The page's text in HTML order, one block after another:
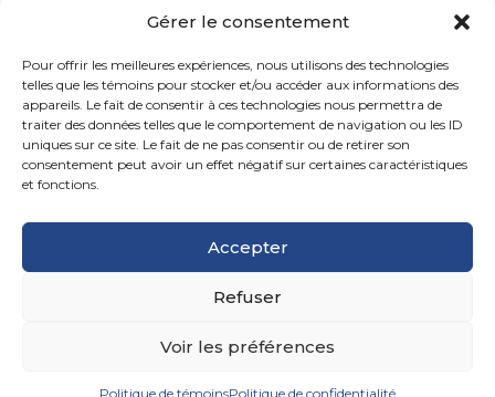
Gérer le consentement
Pour offrir les meilleures expériences, nous utilisons des technologies
telles que les témoins pour stocker et/ou accéder aux informations des
appareils. Le fait de consentir à ces technologies nous permettra de
traiter des données telles que le comportement de navigation ou les ID
uniques sur ce site. Le fait de ne pas consentir ou de retirer son
consentement peut avoir un effet négatif sur certaines caractéristiques
et fonctions.
Accepter
Refuser
Voir les préférences
Politique de témoinsPolitique de confidentialité
Politique de confidentialité